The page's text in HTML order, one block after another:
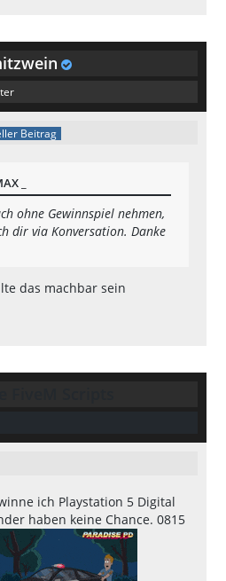
Beitrag
_
ohne Gewinnspiel nehmen,
dir via Konversation. Danke
das machbar sein
ich Playstation 5 Digital
haben keine Chance. 0815